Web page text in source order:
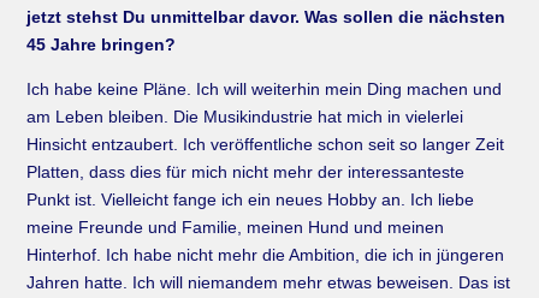
jetzt stehst Du unmittelbar davor. Was sollen die nächsten
45 Jahre bringen?
Ich habe keine Pläne. Ich will weiterhin mein Ding machen und
am Leben bleiben. Die Musikindustrie hat mich in vielerlei
Hinsicht entzaubert. Ich veröffentliche schon seit so langer Zeit
Platten, dass dies für mich nicht mehr der interessanteste
Punkt ist. Vielleicht fange ich ein neues Hobby an. Ich liebe
meine Freunde und Familie, meinen Hund und meinen
Hinterhof. Ich habe nicht mehr die Ambition, die ich in jüngeren
Jahren hatte. Ich will niemandem mehr etwas beweisen. Das ist